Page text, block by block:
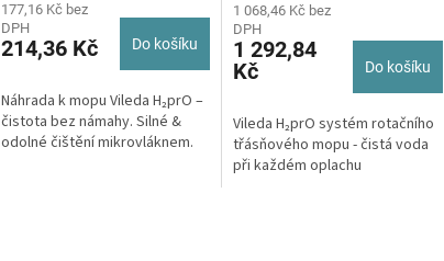
177,16 Kč bez
DPH
214,36 Kč Do košíku
Náhrada k mopu Vileda H₂prO –
čistota bez námahy. Silné &
odolné čištění mikrovláknem.
1 068,46 Kč bez
DPH
1 292,84
Kč
Do košíku
Vileda H₂prO systém rotačního
třásňového mopu - čistá voda
při každém oplachu